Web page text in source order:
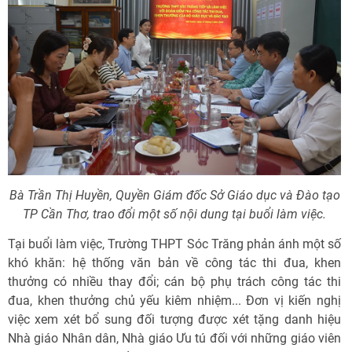
Bà Trần Thị Huyền, Quyền Giám đốc Sở Giáo dục và Đào tạo
TP Cần Thơ, trao đổi một số nội dung tại buổi làm việc.
Tại buổi làm việc, Trường THPT Sóc Trăng phản ánh một số
khó khăn: hệ thống văn bản về công tác thi đua, khen
thưởng có nhiều thay đổi; cán bộ phụ trách công tác thi
đua, khen thưởng chủ yếu kiêm nhiệm... Đơn vị kiến nghị
việc xem xét bổ sung đối tượng được xét tặng danh hiệu
Nhà giáo Nhân dân, Nhà giáo Ưu tú đối với những giáo viên